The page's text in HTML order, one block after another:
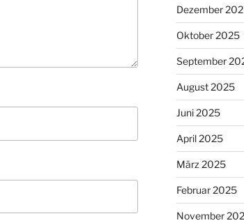
Dezember
Oktober 2025
September
August 2025
Juni 2025
April 2025
März 2025
Februar 2025
November